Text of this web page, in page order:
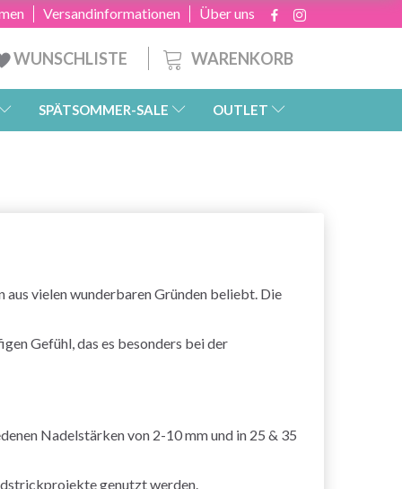
Über uns
Versandinformationen
WARENKORB
WUNSCHLISTE
SPÄTSOMMER-SALE OUTLET
aus vielen wunderbaren Gründen beliebt. Die
Gefühl, das es besonders bei der
Nadelstärken von 2-10 mm und in 25 & 35
genutzt werden.